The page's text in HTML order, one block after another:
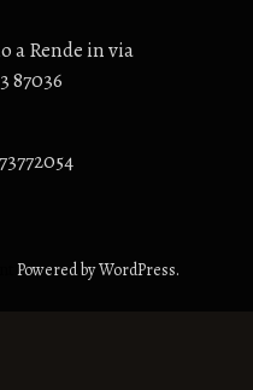
a Rende in via
87036
Powered by WordPress.